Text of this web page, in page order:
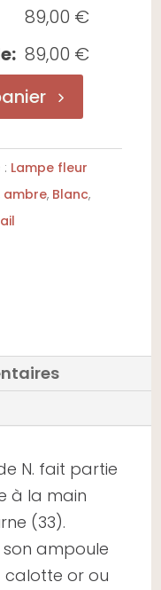
89,00 €
89,00 €
Lampe fleur
ambre, Blanc,
N. fait partie
à la main
(33).
son ampoule
calotte or ou